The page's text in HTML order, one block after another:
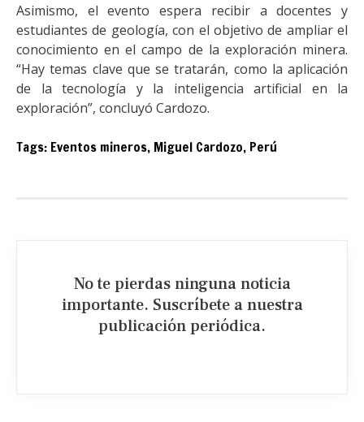
Asimismo, el evento espera recibir a docentes y
estudiantes de geología, con el objetivo de ampliar el
conocimiento en el campo de la exploración minera.
“Hay temas clave que se tratarán, como la aplicación
de la tecnología y la inteligencia artificial en la
exploración”, concluyó Cardozo.
Tags: Eventos mineros, Miguel Cardozo, Perú
No te pierdas ninguna noticia
importante. Suscríbete a nuestra
publicación periódica.​